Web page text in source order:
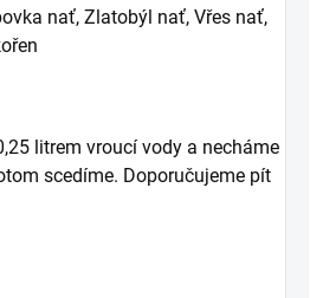
nať, Zlatobýl nať, Vřes nať,
litrem vroucí vody a necháme
scedíme. Doporučujeme pít